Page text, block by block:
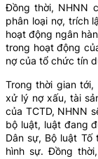
Đồng thời, NHNN
phân loại nợ, trích
hoạt động ngân
trong hoạt động
nợ của tổ chức tín
Trong thời gian
xử lý nợ xấu, tài
của TCTD, NHNN
bộ luật, luật đang
Dân sự, Bộ luật Tố
hình sự. Đồng